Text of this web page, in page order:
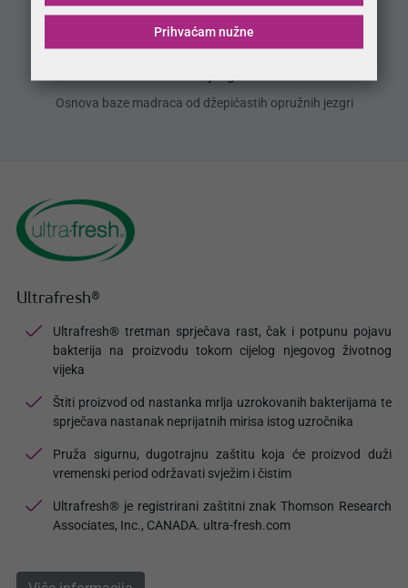
Osnova baze madraca od džepićastih opružnih jezgri
Ultrafresh®
Ultrafresh® tretman sprječava rast, čak i potpunu pojavu
bakterija na proizvodu tokom cijelog njegovog životnog
vijeka
Štiti proizvod od nastanka mrlja uzrokovanih bakterijama te
sprječava nastanak neprijatnih mirisa istog uzročnika
Pruža sigurnu, dugotrajnu zaštitu koja će proizvod duži
vremenski period održavati svježim i čistim
Ultrafresh® je registrirani zaštitni znak Thomson Research
Associates, Inc., CANADA. ultra-fresh.com
Prihvaćam nužne